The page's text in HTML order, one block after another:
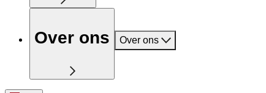
Over ons Over ons